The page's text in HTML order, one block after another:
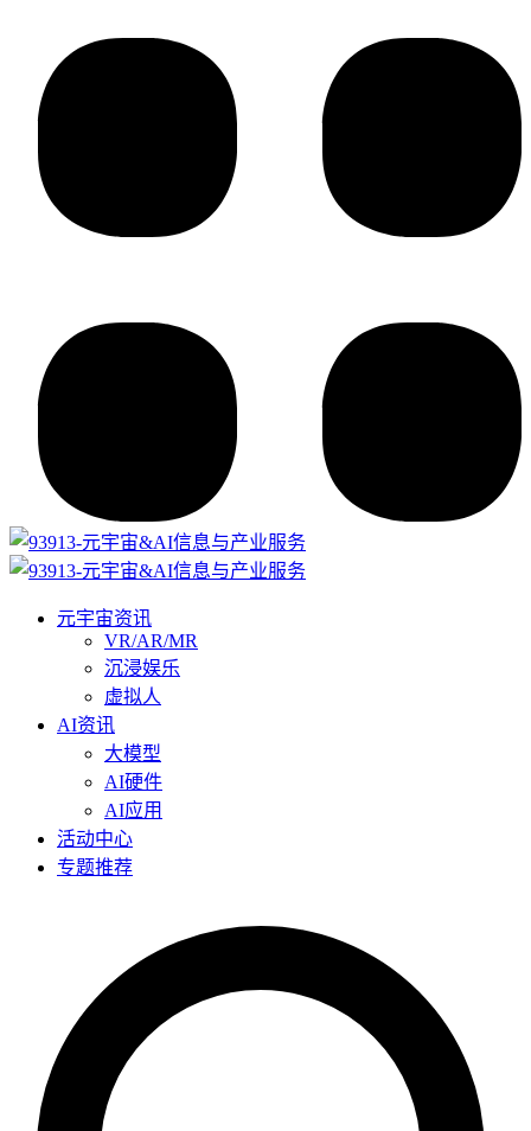
元宇宙资讯
VR/AR/MR
沉浸娱乐
虚拟人
AI资讯
大模型
AI硬件
AI应用
活动中心
专题推荐